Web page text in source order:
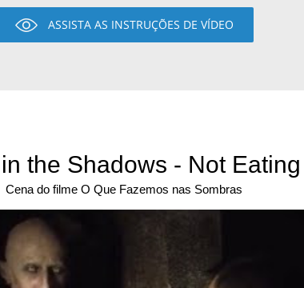
ASSISTA AS INSTRUÇÕES DE VÍDEO
the Shadows - Not
Cena do filme O Que Fazemos nas Sombras